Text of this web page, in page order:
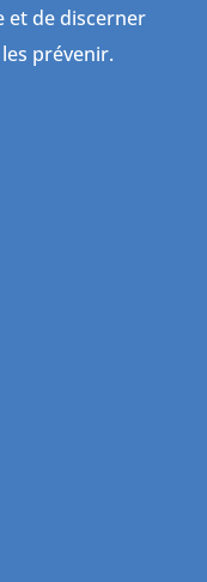
et de discerner
prévenir.